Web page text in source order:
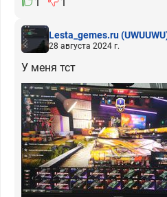
Lesta_gemes.ru
28 августа 2024 г.
У меня тст